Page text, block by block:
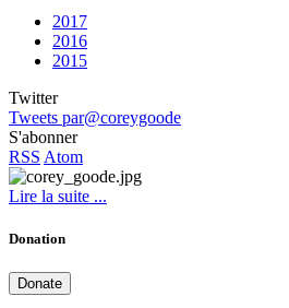
2017
2016
2015
Twitter
Tweets par@coreygoode
S'abonner
RSS Atom
Lire la suite ...
Donation
Donate